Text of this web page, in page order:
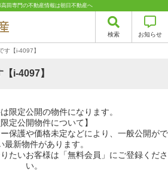
田専門の不動産情報は朝日不動産へ
検索 お知らせ
す【i-4097】
i-4097】
限定公開の物件になります。
限定公開物件について】
保護や価格未定などにより、一般公開がで
最新物件があります。
たいお客様は「無料会員」にご登録くださ
い。